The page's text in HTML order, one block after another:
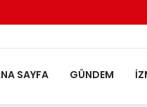
SAYFA GÜNDEM